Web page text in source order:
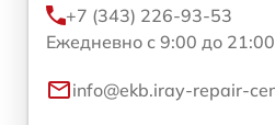
+7 (343) 226-93-53
Ежедневно с 9:00 до 21:00
info@ekb.iray-repair-